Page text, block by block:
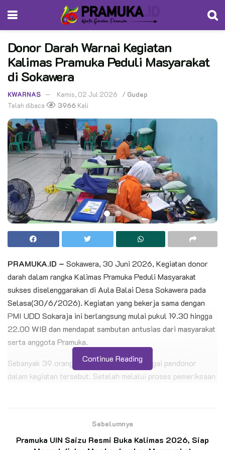
Donor Darah Warnai Kegiatan
Kalimas Pramuka Peduli Masyarakat
di Sokawera
KWARNAS Kamis, 02 Jul 2026 / Gudep
Telah dibaca
3966 Kali
PRAMUKA.ID – Sokawera, 30 Juni 2026, Kegiatan donor
darah dalam rangka Kalimas Pramuka Peduli Masyarakat
sukses diselenggarakan di Aula Balai Desa Sokawera pada
Selasa(30/6/2026). Kegiatan yang bekerja sama dengan
PMI UDD Sokaraja ini berlangsung mulai pukul 19.30 hingga
22.00 WIB dan mendapat sambutan antusias dari masyarakat
serta anggota Pramuka.
Sebanyak 39 orang mendaftarkan diri sebagai pendonor
dalam kegiatan tersebut. Setelah melalui proses pemeriksaan
mendonorkan darah karena tidak memenuhi persyaratan
kesehatan saat pemeriksaan.
Continue Reading
Sebelumnya
Pramuka UIN Saizu Resmi Buka Kalimas 2026, Siap